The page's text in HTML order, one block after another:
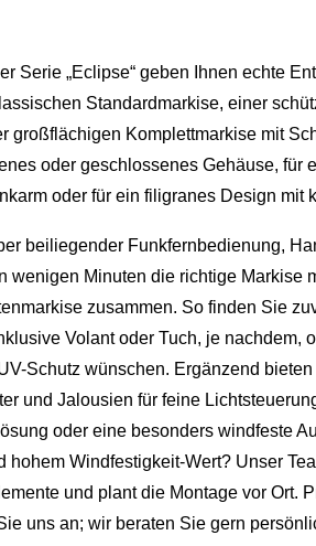
Serie „Eclipse“ geben Ihnen echte
Standardmarkise, einer
großflächigen Komplettmarkise mit
oder geschlossenes Gehäuse, für
oder für ein filigranes Design mit
beiliegender Funkfernbedienung,
wenigen Minuten die richtige Markise
zusammen. So finden Sie
Volant oder Tuch, je nachdem,
Schutz wünschen. Ergänzend
und Jalousien für feine
oder eine besonders windfeste
hohem Windfestigkeit-Wert? Unser
und plant die Montage vor Ort.
uns an; wir beraten Sie gern